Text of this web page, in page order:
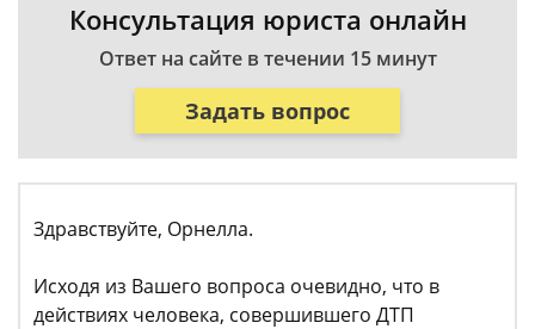
Консультация юриста онлайн
Ответ на сайте в течении 15 минут
Задать вопрос
Здравствуйте, Орнелла.
Исходя из Вашего вопроса очевидно, что в
действиях человека, совершившего ДТП